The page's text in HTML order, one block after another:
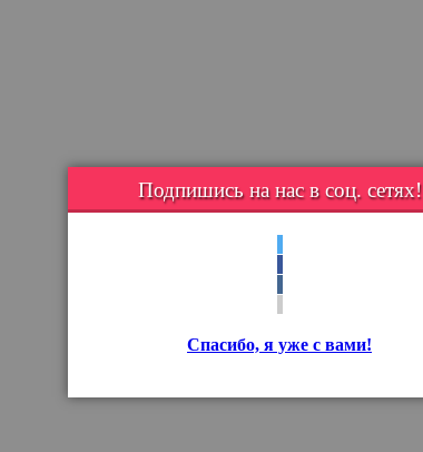
Подпишись на нас в соц. сетях!
Спасибо, я уже с вами!